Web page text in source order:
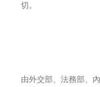
切。
由外交部、法務部、